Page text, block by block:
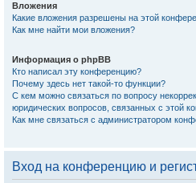
Вложения
Какие вложения разрешены на этой
Как мне найти мои вложения?
Информация о phpBB
Кто написал эту конференцию?
Почему здесь нет такой-то функции?
С кем можно связаться по вопросу
юридических вопросов, связанных с этой
Как мне связаться с администратором
Вход на конференцию и